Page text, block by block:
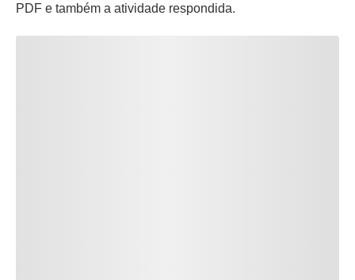
PDF e também a atividade respondida.